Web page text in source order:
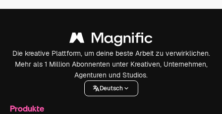
Die kreative Plattform, um deine beste Arbeit zu verwirklichen.
Mehr als 1 Million Abonnenten unter Kreativen, Unternehmen,
Agenturen und Studios.
Deutsch
Produkte